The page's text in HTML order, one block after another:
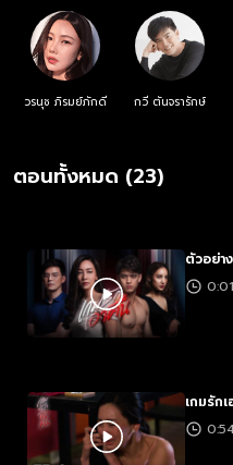
รู้สึกและหัวใจ
วรนุช ภิรมย์ภักดี กวี ตันจรารักษ์
ตอนทั้งหมด (23)
ตัวอย่า
เกมรักเ